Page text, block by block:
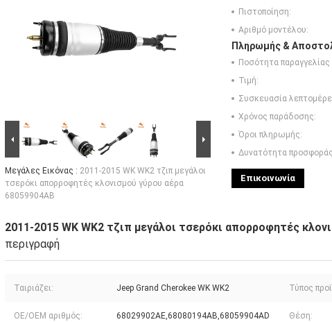
Μεγάλες Εικόνας : 2011-2015 WK WK2 τζιπ μεγάλοι
τσερόκι απορροφητές κλονισμού γύρου αέρα
68059904AB
Πιστοποίηση:
Αριθμό μοντέλου:
Πληρωμής &
Ποσότητα παραγγελίας
Τιμή:
Συσκευασία
Χρόνος παράδοσης:
Όροι πληρωμής:
Δυνατότητα
Επικοινωνία
2011-2015 WK WK2 τζιπ μεγάλοι τσερόκι απορροφητές
περιγραφή
Ταιριάζει: Jeep Grand Cherokee WK WK2 Τύπος
OE/OEM αριθμός: 68029902AE,68080194AB,68059904AD Θέση: